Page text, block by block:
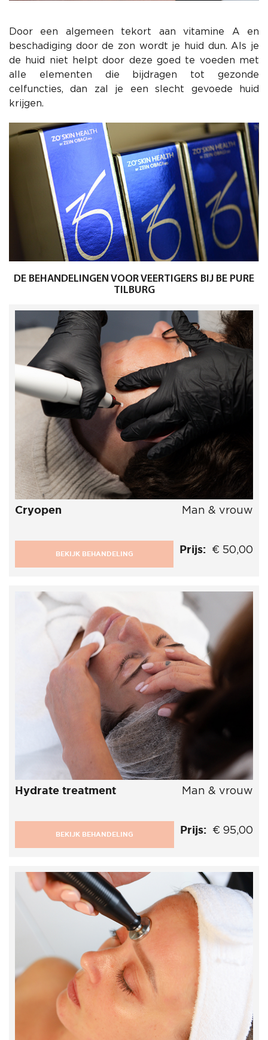
Door een algemeen tekort aan vitamine A en
beschadiging door de zon wordt je huid dun. Als je
de huid niet helpt door deze goed te voeden met
alle elementen die bijdragen tot gezonde
celfuncties, dan zal je een slecht gevoede huid
krijgen.
DE BEHANDELINGEN VOOR VEERTIGERS BIJ BE PURE
TILBURG
Cryopen Man & vrouw
BEKIJK BEHANDELING Prijs: € 50,00
Hydrate treatment Man & vrouw
BEKIJK BEHANDELING Prijs: € 95,00